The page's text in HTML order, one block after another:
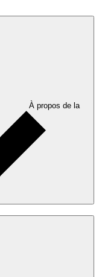
À propos de la